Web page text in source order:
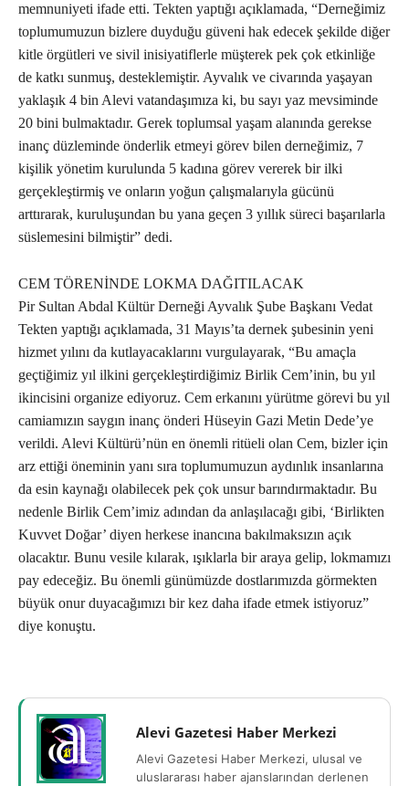
memnuniyeti ifade etti. Tekten yaptığı açıklamada, “Derneğimiz
toplumumuzun bizlere duyduğu güveni hak edecek şekilde diğer
kitle örgütleri ve sivil inisiyatiflerle müşterek pek çok etkinliğe
de katkı sunmuş, desteklemiştir. Ayvalık ve civarında yaşayan
yaklaşık 4 bin Alevi vatandaşımıza ki, bu sayı yaz mevsiminde
20 bini bulmaktadır. Gerek toplumsal yaşam alanında gerekse
inanç düzleminde önderlik etmeyi görev bilen derneğimiz, 7
kişilik yönetim kurulunda 5 kadına görev vererek bir ilki
gerçekleştirmiş ve onların yoğun çalışmalarıyla gücünü
arttırarak, kuruluşundan bu yana geçen 3 yıllık süreci başarılarla
süslemesini bilmiştir” dedi.
CEM TÖRENİNDE LOKMA DAĞITILACAK
Pir Sultan Abdal Kültür Derneği Ayvalık Şube Başkanı Vedat
Tekten yaptığı açıklamada, 31 Mayıs’ta dernek şubesinin yeni
hizmet yılını da kutlayacaklarını vurgulayarak, “Bu amaçla
geçtiğimiz yıl ilkini gerçekleştirdiğimiz Birlik Cem’inin, bu yıl
ikincisini organize ediyoruz. Cem erkanını yürütme görevi bu yıl
camiamızın saygın inanç önderi Hüseyin Gazi Metin Dede’ye
verildi. Alevi Kültürü’nün en önemli ritüeli olan Cem, bizler için
arz ettiği öneminin yanı sıra toplumumuzun aydınlık insanlarına
da esin kaynağı olabilecek pek çok unsur barındırmaktadır. Bu
nedenle Birlik Cem’imiz adından da anlaşılacağı gibi, ‘Birlikten
Kuvvet Doğar’ diyen herkese inancına bakılmaksızın açık
olacaktır. Bunu vesile kılarak, ışıklarla bir araya gelip, lokmamızı
pay edeceğiz. Bu önemli günümüzde dostlarımızda görmekten
büyük onur duyacağımızı bir kez daha ifade etmek istiyoruz”
diye konuştu.
Alevi Gazetesi Haber Merkezi
Alevi Gazetesi Haber Merkezi, ulusal ve
uluslararası haber ajanslarından derlenen